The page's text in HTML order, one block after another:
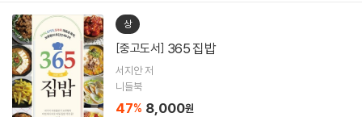
상
[중고도서] 365 집밥
서지안 저
니들북
47% 8,000원